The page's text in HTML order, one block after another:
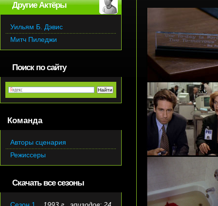
Другие Актёры
Уильям Б. Дэвис
Митч Пиледжи
Поиск по сайту
Команда
Авторы сценария
Режиссеры
Скачать все сезоны